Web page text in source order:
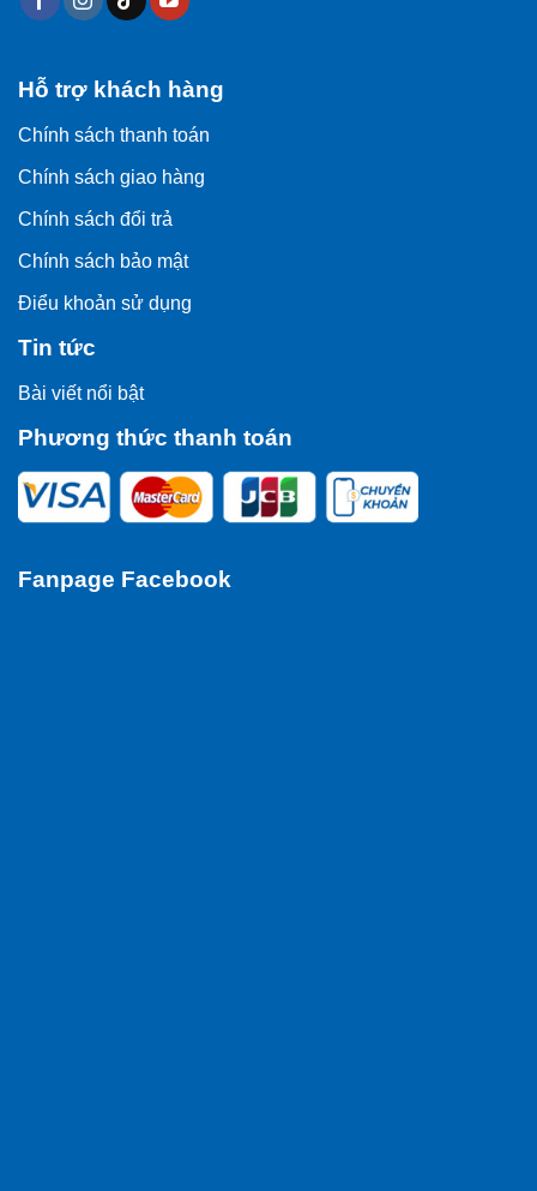
Hỗ trợ khách hàng
Chính sách thanh toán
Chính sách giao hàng
Chính sách đổi trả
Chính sách bảo mật
Điểu khoản sử dụng
Tin tức
Bài viết nổi bật
Phương thức thanh toán
Fanpage Facebook